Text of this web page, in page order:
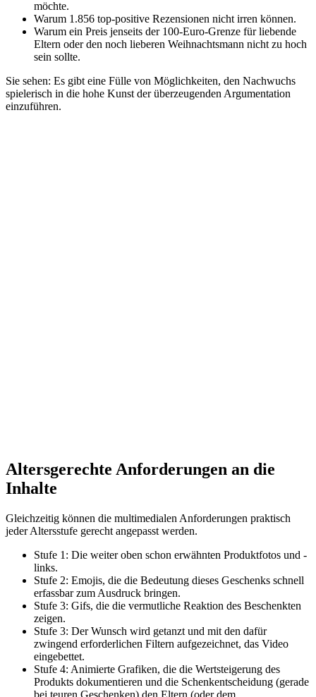
möchte.
Warum 1.856 top-positive Rezensionen nicht irren können.
Warum ein Preis jenseits der 100-Euro-Grenze für liebende
Eltern oder den noch lieberen Weihnachtsmann nicht zu hoch
sein sollte.
Sie sehen: Es gibt eine Fülle von Möglichkeiten, den Nachwuchs
spielerisch in die hohe Kunst der überzeugenden Argumentation
einzuführen.
Altersgerechte Anforderungen an die
Inhalte
Gleichzeitig können die multimedialen Anforderungen praktisch
jeder Altersstufe gerecht angepasst werden.
Stufe 1: Die weiter oben schon erwähnten Produktfotos und -
links.
Stufe 2: Emojis, die die Bedeutung dieses Geschenks schnell
erfassbar zum Ausdruck bringen.
Stufe 3: Gifs, die die vermutliche Reaktion des Beschenkten
zeigen.
Stufe 3: Der Wunsch wird getanzt und mit den dafür
zwingend erforderlichen Filtern aufgezeichnet, das Video
eingebettet.
Stufe 4: Animierte Grafiken, die die Wertsteigerung des
Produkts dokumentieren und die Schenkentscheidung (gerade